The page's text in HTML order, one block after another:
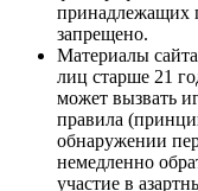
принадлежащих
запрещено.
Материалы
лиц старше 21
может вызвать
правила
обнаружении
немедленно
участие в